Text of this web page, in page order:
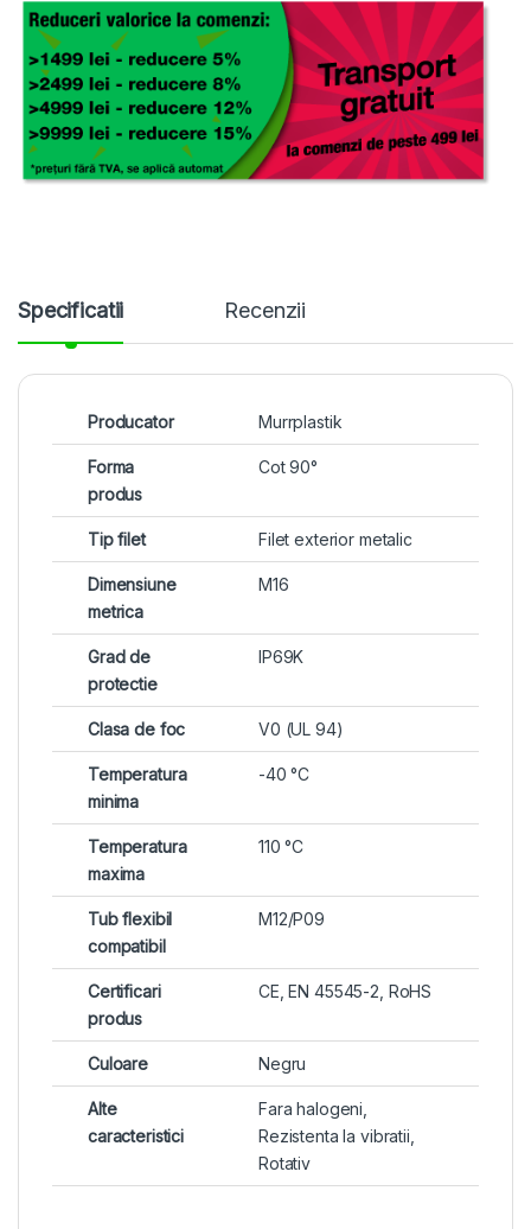
Specificatii Recenzii
Producator Murrplastik
Forma
produs
Cot 90°
Tip filet Filet exterior metalic
Dimensiune
metrica
M16
Grad de
protectie
IP69K
Clasa de foc V0 (UL 94)
Temperatura
minima
-40 °C
Temperatura
maxima
110 °C
Tub flexibil
compatibil
M12/P09
Certificari
produs
CE, EN 45545-2, RoHS
Culoare Negru
Alte
caracteristici
Fara halogeni,
Rezistenta la vibratii,
Rotativ